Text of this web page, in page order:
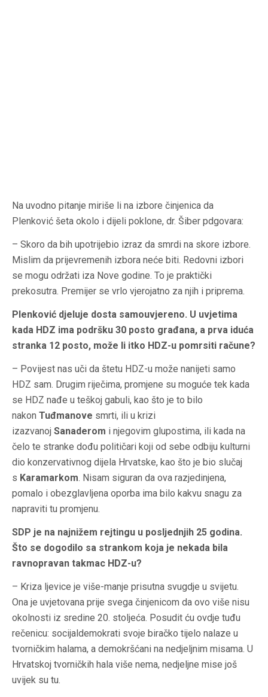
Na uvodno pitanje miriše li na izbore činjenica da
Plenković šeta okolo i dijeli poklone, dr. Šiber pdgovara:
– Skoro da bih upotrijebio izraz da smrdi na skore izbore.
Mislim da prijevremenih izbora neće biti. Redovni izbori
se mogu održati iza Nove godine. To je praktički
prekosutra. Premijer se vrlo vjerojatno za njih i priprema.
Plenković djeluje dosta samouvjereno. U uvjetima
kada HDZ ima podršku 30 posto građana, a prva iduća
stranka 12 posto, može li itko HDZ-u pomrsiti račune?
– Povijest nas uči da štetu HDZ-u može nanijeti samo
HDZ sam. Drugim riječima, promjene su moguće tek kada
se HDZ nađe u teškoj gabuli, kao što je to bilo
nakon Tuđmanove smrti, ili u krizi
izazvanoj Sanaderom i njegovim glupostima, ili kada na
čelo te stranke dođu političari koji od sebe odbiju kulturni
dio konzervativnog dijela Hrvatske, kao što je bio slučaj
s Karamarkom. Nisam siguran da ova razjedinjena,
pomalo i obezglavljena oporba ima bilo kakvu snagu za
napraviti tu promjenu.
SDP je na najnižem rejtingu u posljednjih 25 godina.
Što se dogodilo sa strankom koja je nekada bila
ravnopravan takmac HDZ-u?
– Kriza ljevice je više-manje prisutna svugdje u svijetu.
Ona je uvjetovana prije svega činjenicom da ovo više nisu
okolnosti iz sredine 20. stoljeća. Posudit ću ovdje tuđu
rečenicu: socijaldemokrati svoje biračko tijelo nalaze u
tvorničkim halama, a demokršćani na nedjeljnim misama. U
Hrvatskoj tvorničkih hala više nema, nedjeljne mise još
uvijek su tu.